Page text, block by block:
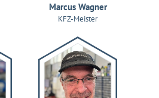
Marcus Wagner
KFZ-Meister